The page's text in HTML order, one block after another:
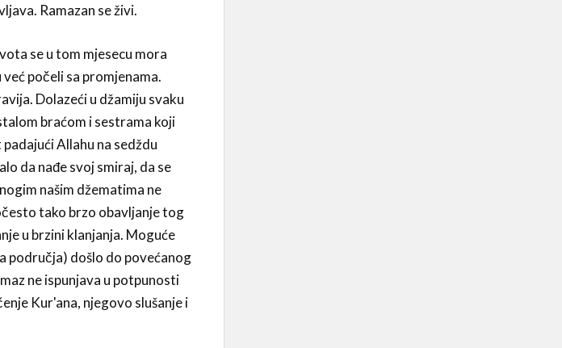
Ramazan se živi.
se u tom mjesecu mora
počeli sa promjenama.
Dolazeći u džamiju svaku
braćom i sestrama koji
Allahu na sedždu
da nađe svoj smiraj, da se
našim džematima ne
tako brzo obavljanje tog
u brzini klanjanja. Moguće
područja) došlo do povećanog
ne ispunjava u potpunosti
Kur'ana, njegovo slušanje i